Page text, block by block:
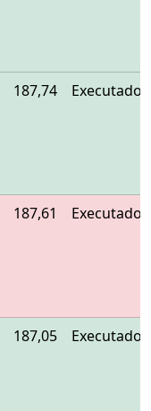
187,74 Executado
187,61 Executado
187,05 Executado